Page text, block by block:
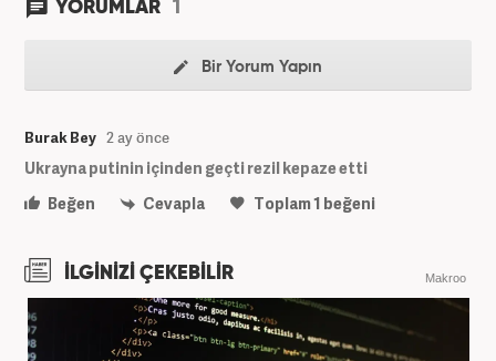
YORUMLAR
Bir Yorum Yapın
Burak Bey 2 ay önce
Ukrayna putinin içinden geçti rezil kepaze etti
Beğen
Cevapla Toplam1 beğeni
İLGİNİZİ ÇEKEBİLİR Makroo